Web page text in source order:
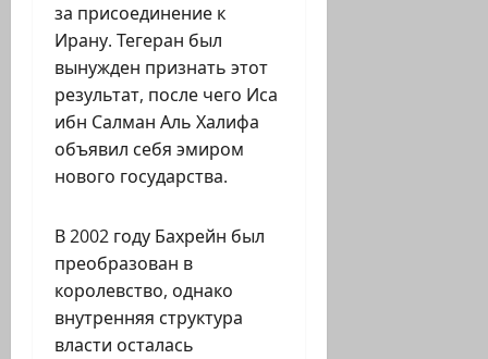
за присоединение к
Ирану. Тегеран был
вынужден признать этот
результат, после чего Иса
ибн Салман Аль Халифа
объявил себя эмиром
нового государства.
В 2002 году Бахрейн был
преобразован в
королевство, однако
внутренняя структура
власти осталась